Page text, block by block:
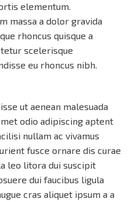
elementum.
massa a dolor gravida
rhoncus quisque a
scelerisque
eu rhoncus nibh.
ut aenean malesuada
odio adipiscing aptent
nullam ac vivamus
fusce ornare dis curae
leo litora dui suscipit
dui faucibus ligula
cras aliquet ipsum a a